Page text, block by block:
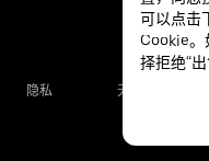
隐私 无障碍服务
可以点击
Cookie。
择拒绝“出